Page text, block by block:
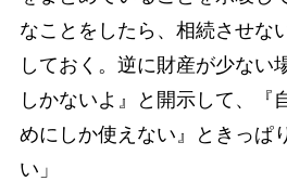
なことをしたら、相続させな
しておく。逆に財産が少ない
しかないよ』と開示して、『
めにしか使えない』ときっぱ
い」